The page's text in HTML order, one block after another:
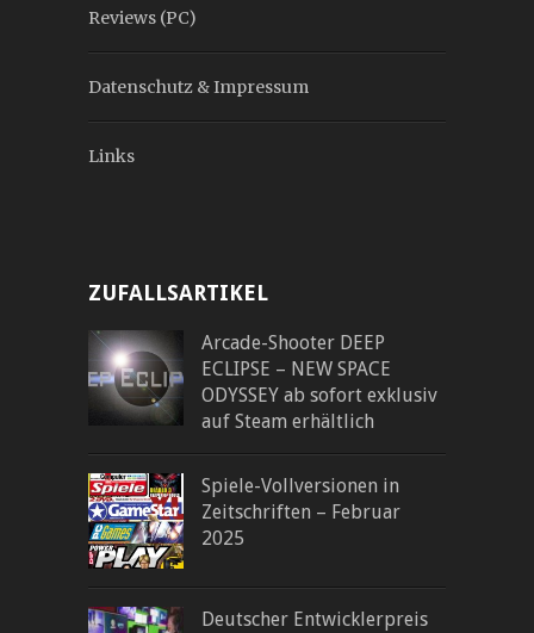
Reviews (PC)
Datenschutz & Impressum
Links
ZUFALLSARTIKEL
Arcade-Shooter DEEP
ECLIPSE – NEW SPACE
ODYSSEY ab sofort exklusiv
auf Steam erhältlich
Spiele-Vollversionen in
Zeitschriften – Februar
2025
Deutscher Entwicklerpreis